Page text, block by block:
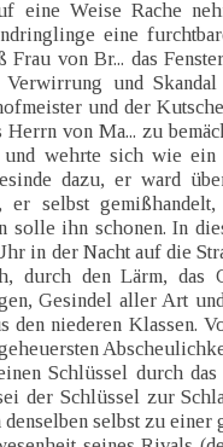
eine Weise Rache
eine
Frau von Br... das
und Skandal
und der
Herrn von Ma... zu
wehrte sich wie ein
dazu, er ward
er selbst
ihn schonen. In
in der Nacht auf die
durch den Lärm, das
Gesindel aller Art
den niederen Klassen.
Schlüssel durch
der Schlüssel zur
denselben selbst zu